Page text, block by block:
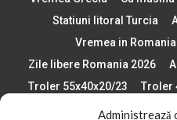
Administrează
Statiuni litoral Turcia
Vremea in Romania
Zile libere Romania 2026
Troler 55x40x20/23
Troler
Paste 2026